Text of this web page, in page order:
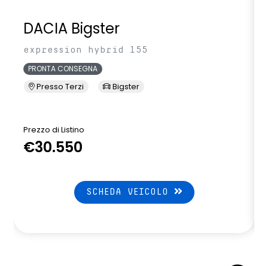
DACIA Bigster
expression hybrid 155
PRONTA CONSEGNA
Presso Terzi Bigster
Prezzo di Listino
€30.550
SCHEDA VEICOLO